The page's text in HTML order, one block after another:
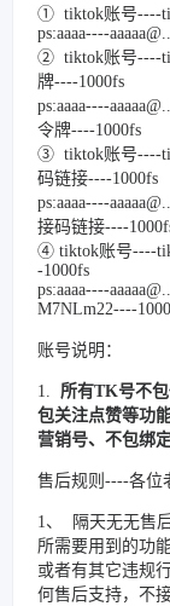
① tiktok账号----
ps:aaaa----
② tiktok账号----
牌----1000fs
ps:aaaa----
令牌----1000fs
③ tiktok账号----
码链接----1000fs
ps:aaaa----
接码链接----
④ tiktok账号----
-1000fs
ps:aaaa----
M7NLm22----
账号说明：
1. 所有TK号不
包关注点赞等功
营销号、不包绑
售后规则----各位
1、 隔天无无售
所需要用到的功
或者有其它违规
何售后支持，不